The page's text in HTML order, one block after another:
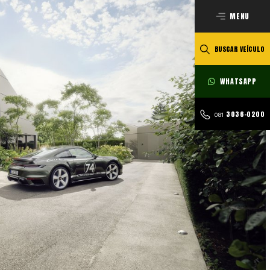
MENU
BUSCAR VEÍCULO
WHATSAPP
081 3036-0200